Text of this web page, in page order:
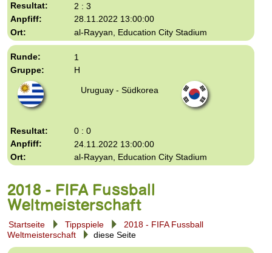
2 : 3
28.11.2022 13:00:00
al-Rayyan, Education City Stadium
1
H
Uruguay - Südkorea
0 : 0
24.11.2022 13:00:00
al-Rayyan, Education City Stadium
2018 - FIFA Fussball
Weltmeisterschaft
Startseite Tippspiele
2018 - FIFA Fussball
Weltmeisterschaft
diese Seite